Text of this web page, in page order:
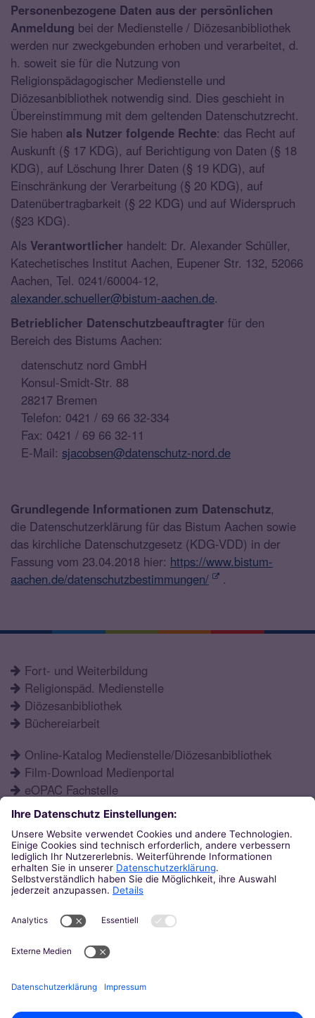
Personenbezogene Daten aus der persönlichen
Anmeldung bei der Medienstelle / Diözesanbibliothek
werden nur zweckgebunden erhoben und verarbeitet, d.
h. soweit sie für die Nutzung von
Religionspädagogischer Medienstelle und
Diözesanbibliothek notwendig sind. Dies geschieht in
Übereinstimmung mit dem geltenden Datenschutzrecht.
Sie haben als Nutzer folgende Rechte: das Recht auf
Auskunft (§ 17 KDG), auf Berichtigung von Daten (§ 18
KDG), auf Löschung Ihrer Daten (§ 19 KDG), auf
Einschränkung der Verarbeitung (§ 20 KDG), auf
Datenübertragbarkeit (§ 22 KDG) und auf Widerspruch
(§23 KDG).
Als Verantwortlicher handelt: Dr. Alexander Schüller,
Katechetisches Institut Aachen, Eupener Str. 132, 52066
Aachen, Tel. 0241/60004-12,
alexander.schueller@bistum-aachen.de.
Betrieblicher Datenschutzbeauftragter für den
Bereich des Bistums Aachen:
datenschutz nord GmbH
Konsul-Smidt-Str. 88
28217 Bremen
Telefon: 0421 / 69 66 32-334
Fax: 0421 / 69 66 32-11
E-Mail: sjacobsen@datenschutz-nord.de
Grundlegende Informationen zum Datenschutz,
die Datenschutzerklärung für das Bistum Aachen sowie
das kirchliche Datenschutzgesetz (KDG-VDD) in der
Fassung vom 23.04.2018 hier: https://www.bistum-
aachen.de/datenschutzbestimmungen/
.
Fort- und Weiterbildung
Religionspäd. Medienstelle
Diözesanbibliothek
Büchereiarbeit
Online-Katalog Medienstelle/Diözesanbibliothek
Film-Download Medienportal
eOPAC Fachstelle
Fortbildungsprogramm
Schulformen
Öffnungszeiten
Aktuelles
52066Aachen
ki@bistum-aachen.de